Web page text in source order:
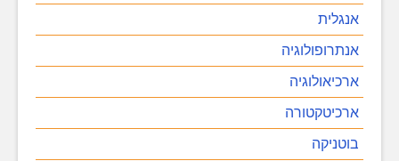
אנגלית
אנתרופולוגיה
ארכיאולוגיה
ארכיטקטורה
בוטניקה